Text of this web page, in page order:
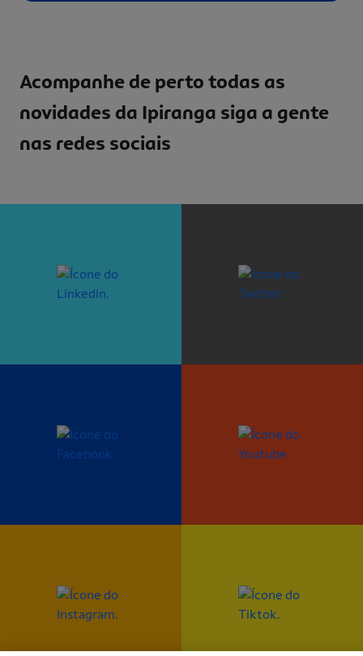
Acompanhe de perto todas as
novidades da Ipiranga siga a gente
nas redes sociais